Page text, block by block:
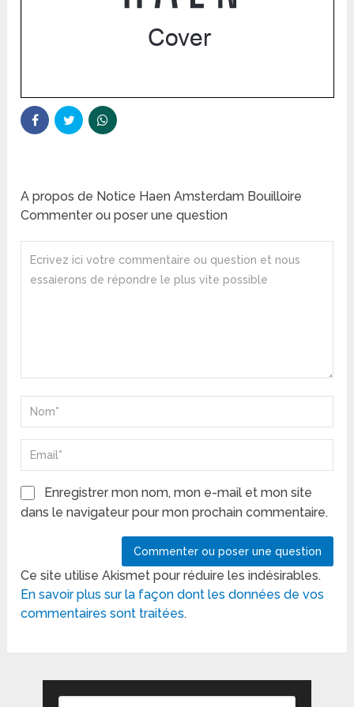
A propos de Notice Haen Amsterdam Bouilloire
Commenter ou poser une question
Enregistrer mon nom, mon e-mail et mon site
dans le navigateur pour mon prochain commentaire.
Ce site utilise Akismet pour réduire les indésirables.
En savoir plus sur la façon dont les données de vos
commentaires sont traitées.